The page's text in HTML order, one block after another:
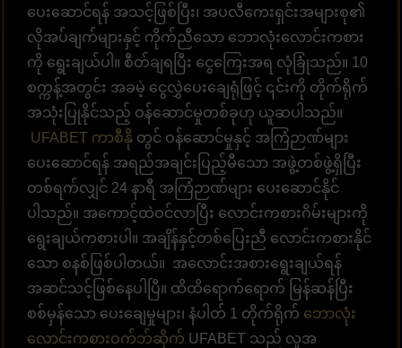
ပေးဆောင်ရန် အသင့်ဖြစ်ပြီး၊ အပလီကေးရှင်းအများစု၏
လိုအပ်ချက်များနှင့် ကိုက်ညီသော ဘောလုံးလောင်းကစား
ကို ရွေးချယ်ပါ။ စီတ်ချရပြီး ငွေကြေးအရ လုံခြုံသည်။ 10
စက္ကန့်အတွင်း အခမဲ့ ငွေလွှဲပေးချေရုံဖြင့် ၎င်းကို တိုက်ရိုက်
အသုံးပြုနိုင်သည့် ဝန်ဆောင်မှုတစ်ခုဟု ယူဆပါသည်။
UFABET ကာစီနို တွင် ဝန်ဆောင်မှုနှင့် အကြံဉာဏ်များ
ပေးဆောင်ရန် အရည်အချင်းပြည့်မီသော အဖွဲ့တစ်ဖွဲ့ရှိပြီး
တစ်ရက်လျှင် 24 နာရီ အကြံဉာဏ်များ ပေးဆောင်နိုင်
ပါသည်။ အကောင့်ထဲဝင်လာပြီး လောင်းကစားဂိမ်းများကို
ရွေးချယ်ကစားပါ။ အချိန်နှင့်တစ်ပြေးညီ လောင်းကစားနိုင်
သော စနစ်ဖြစ်ပါတယ်။ အလောင်းအစားရွေးချယ်ရန်
အဆင်သင့်ဖြစ်နေပါပြီ။ ထိထိရောက်ရောက် မြန်ဆန်ပြီး
စစ်မှန်သော ပေးချေမှုများ၊ နံပါတ် 1 တိုက်ရိုက် ဘောလုံး
လောင်းကစားဝက်ဘ်ဆိုက် UFABET သည် လူအ